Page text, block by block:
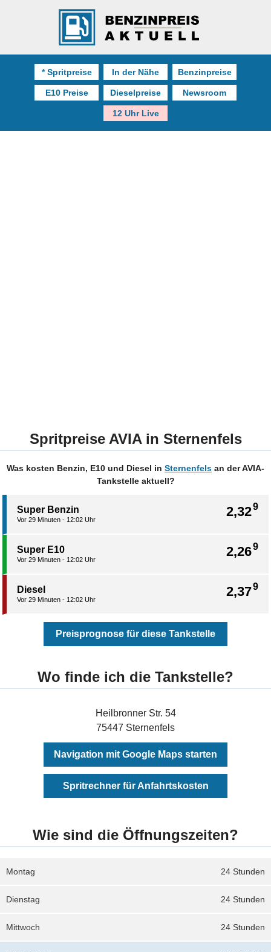
* Spritpreise In der Nähe Benzinpreise
E10 Preise Dieselpreise Newsroom
12 Uhr Live
Spritpreise AVIA in Sternenfels
Was kosten Benzin, E10 und Diesel in Sternenfels an der AVIA-
Tankstelle aktuell?
2,329
Super Benzin
Vor 29 Minuten - 12:02 Uhr
2,269
Super E10
Vor 29 Minuten - 12:02 Uhr
2,379
Diesel
Vor 29 Minuten - 12:02 Uhr
Preisprognose für diese Tankstelle
Wo finde ich die Tankstelle?
Heilbronner Str. 54
75447 Sternenfels
Navigation mit Google Maps starten
Spritrechner für Anfahrtskosten
Wie sind die Öffnungszeiten?
24 Stunden
Montag
24 Stunden
Dienstag
24 Stunden
Mittwoch